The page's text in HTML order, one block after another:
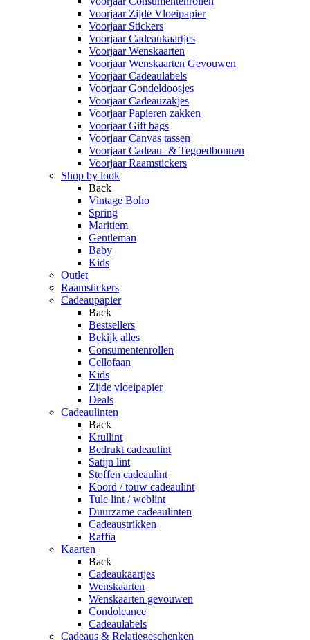
Voorjaar Zijde Vloeipapier
Voorjaar Stickers
Voorjaar Cadeaukaartjes
Voorjaar Wenskaarten
Voorjaar Wenskaarten Gevouwen
Voorjaar Cadeaulabels
Voorjaar Gondeldoosjes
Voorjaar Cadeauzakjes
Voorjaar Papieren zakken
Voorjaar Gift bags
Voorjaar Canvas tassen
Voorjaar Cadeau- & Tegoedbonnen
Voorjaar Raamstickers
Shop by look
Back
Vintage Boho
Spring
Maritiem
Gentleman
Baby
Kids
Outlet
Raamstickers
Cadeaupapier
Back
Bestsellers
Bekijk alles
Consumentenrollen
Cellofaan
Kids
Zijde vloeipapier
Deals
Cadeaulinten
Back
Krullint
Bedrukt cadeaulint
Satijn lint
Stoffen cadeaulint
Koord / touw cadeaulint
Tule lint / weblint
Duurzame cadeaulinten
Cadeaustrikken
Raffia
Kaarten
Back
Cadeaukaartjes
Wenskaarten
Wenskaarten gevouwen
Condoleance
Cadeaulabels
Cadeaus & Relatiegeschenken